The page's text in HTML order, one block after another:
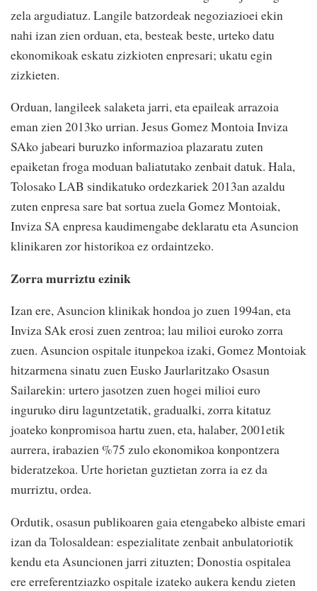
zela argudiatuz. Langile batzordeak negoziazioei ekin
nahi izan zien orduan, eta, besteak beste, urteko datu
ekonomikoak eskatu zizkioten enpresari; ukatu egin
zizkieten.
Orduan, langileek salaketa jarri, eta epaileak arrazoia
eman zien 2013ko urrian. Jesus Gomez Montoia Inviza
SAko jabeari buruzko informazioa plazaratu zuten
epaiketan froga moduan baliatutako zenbait datuk. Hala,
Tolosako LAB sindikatuko ordezkariek 2013an azaldu
zuten enpresa sare bat sortua zuela Gomez Montoiak,
Inviza SA enpresa kaudimengabe deklaratu eta Asuncion
klinikaren zor historikoa ez ordaintzeko.
Zorra murriztu ezinik
Izan ere, Asuncion klinikak hondoa jo zuen 1994an, eta
Inviza SAk erosi zuen zentroa; lau milioi euroko zorra
zuen. Asuncion ospitale itunpekoa izaki, Gomez Montoiak
hitzarmena sinatu zuen Eusko Jaurlaritzako Osasun
Sailarekin: urtero jasotzen zuen hogei milioi euro
inguruko diru laguntzetatik, gradualki, zorra kitatuz
joateko konpromisoa hartu zuen, eta, halaber, 2001etik
aurrera, irabazien %75 zulo ekonomikoa konpontzera
bideratzekoa. Urte horietan guztietan zorra ia ez da
murriztu, ordea.
Ordutik, osasun publikoaren gaia etengabeko albiste emari
izan da Tolosaldean: espezialitate zenbait anbulatoriotik
kendu eta Asuncionen jarri zituzten; Donostia ospitalea
ere erreferentziazko ospitale izateko aukera kendu zieten